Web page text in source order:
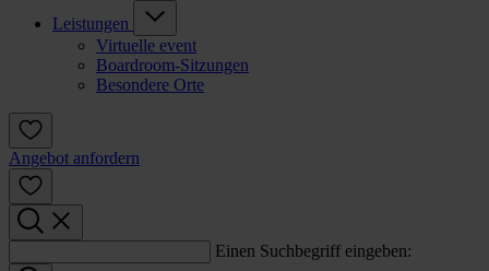
Leistungen
Virtuelle event
Boardroom-Sitzungen
Besondere Orte
Angebot anfordern
Einen Suchbegriff eingeben: